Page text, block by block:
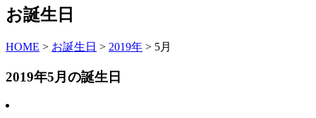
お誕生日
HOME > お誕生日 > 2019年 > 5月
2019年5月の誕生日